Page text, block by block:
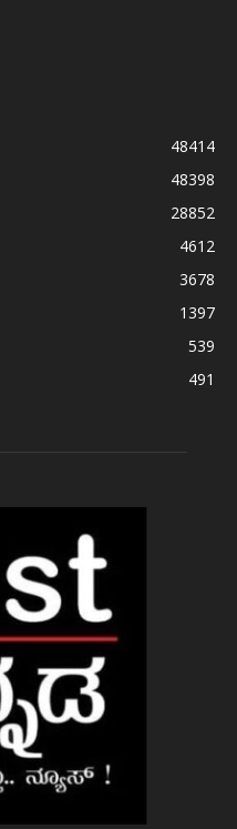
48414
48398
28852
4612
3678
1397
539
491